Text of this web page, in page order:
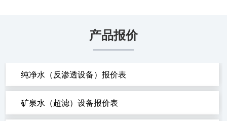
产品报价
纯净水（反渗透设备）报价表
矿泉水（超滤）设备报价表